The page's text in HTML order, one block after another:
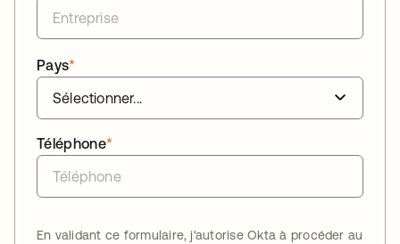
*
Pays
*
Téléphone
En validant ce formulaire, j'autorise Okta à procéder au